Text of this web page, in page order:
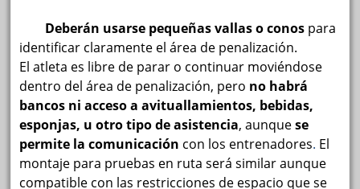
Deberán usarse pequeñas vallas o conos para
identificar claramente el área de penalización.
El atleta es libre de parar o continuar moviéndose
dentro del área de penalización, pero no habrá
bancos ni acceso a avituallamientos, bebidas,
esponjas, u otro tipo de asistencia, aunquese
permite la comunicación con los entrenadores. El
montaje para pruebas en ruta será similar aunque
compatible con las restricciones de espacio que se